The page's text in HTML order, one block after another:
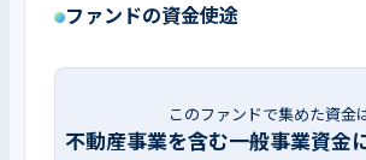
ファンドの資金使途
このファンドで集めた資金
不動産事業を含む一般事業資金